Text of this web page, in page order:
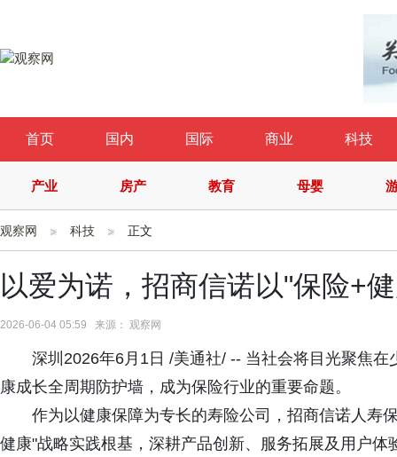
首页 国内 国际 商业 科技
产业 房产 教育 母婴
观察网 科技 正文
以爱为诺，招商信诺以"保险+
2026-06-04 05:59 来源： 观察网
深圳2026年6月1日 /美通社/ -- 当社会将目光聚焦
康成长全周期防护墙，成为保险行业的重要命题。
作为以健康保障为专长的寿险公司，招商信诺人寿
健康"战略实践根基，深耕产品创新、服务拓展及用户